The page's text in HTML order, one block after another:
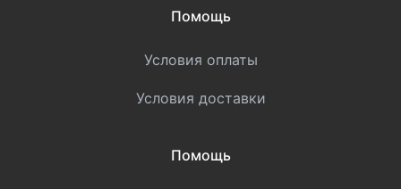
Помощь
Условия оплаты
Условия доставки
Помощь